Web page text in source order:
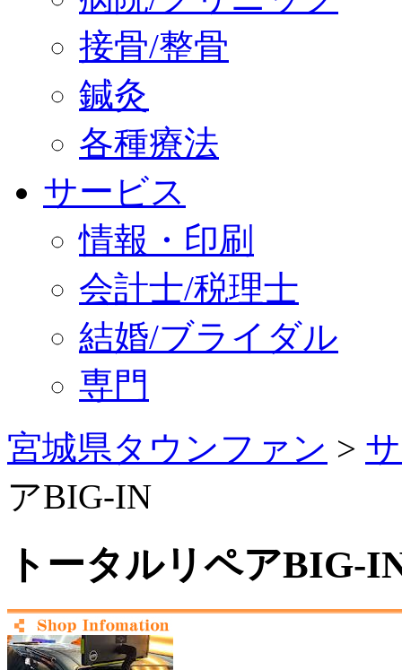
接骨/整骨
鍼灸
各種療法
サービス
情報・印刷
会計士/税理士
結婚/ブライダル
専門
宮城県タウンファン >
アBIG-IN
トータルリペアBIG-